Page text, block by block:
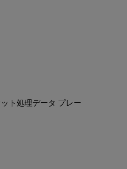
ト処理データ プレー